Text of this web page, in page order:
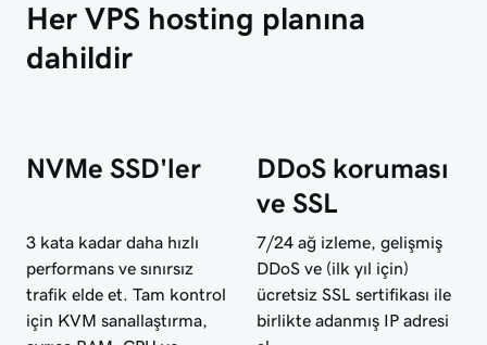
Her VPS hosting planına
dahildir
NVMe SSD'ler
3 kata kadar daha hızlı
performans ve sınırsız
trafik elde et. Tam kontrol
için KVM sanallaştırma,
DDoS koruması
ve SSL
7/24 ağ izleme, gelişmiş
DDoS ve (ilk yıl için)
ücretsiz SSL sertifikası ile
birlikte adanmış IP adresi